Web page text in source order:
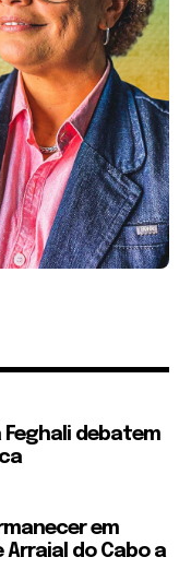
Feghali debatem
em
do Cabo a